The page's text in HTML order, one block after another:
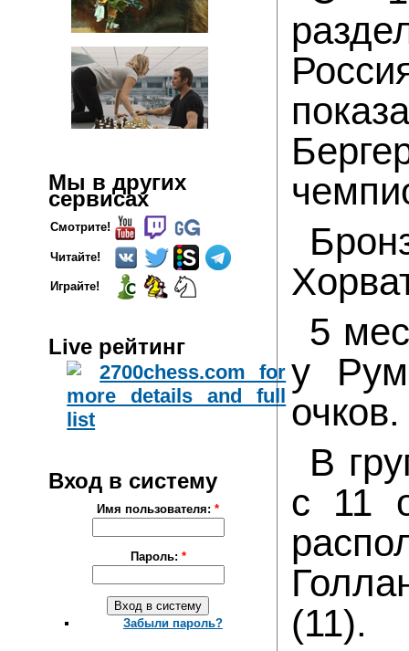
Мы в других
сервисах
Смотрите!
Читайте!
Играйте!
Live рейтинг
Вход в систему
Имя пользователя:*
Пароль: *
Забыли пароль?
5
у
очков.
В
с 11
(11).